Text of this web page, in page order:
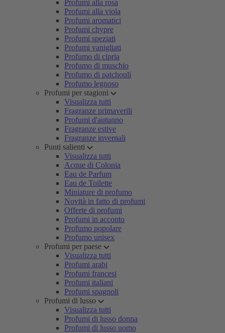
Profumi alla rosa
Profumi alla viola
Profumi aromatici
Profumi chypre
Profumi speziati
Profumi vanigliati
Profumo di cipria
Profumo di muschio
Profumo di patchouli
Profumo legnoso
Profumi per stagioni
Visualizza tutti
Fragranze primaverili
Profumi d'autunno
Fragranze estive
Fragranze invernali
Punti salienti
Visualizza tutti
Acque di Colonia
Eau de Parfum
Eau de Toilette
Miniature di profumo
Novità in fatto di profumi
Offerte di profumi
Profumi in acconto
Profumo popolare
Profumo unisex
Profumi per paese
Visualizza tutti
Profumi arabi
Profumi francesi
Profumi italiani
Profumi spagnoli
Profumi di lusso
Visualizza tutti
Profumi di lusso donna
Profumi di lusso uomo